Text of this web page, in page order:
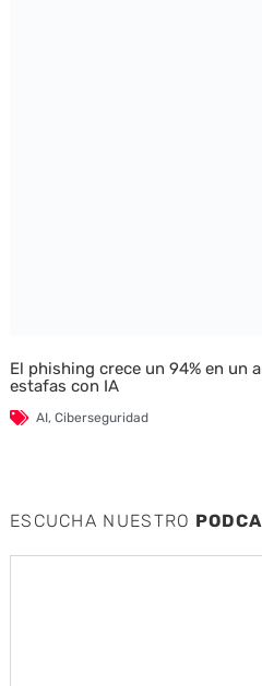
El phishing crece un 94% en un
estafas con IA
AI, Ciberseguridad
ESCUCHA NUESTRO